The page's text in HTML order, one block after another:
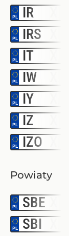
IR
IRS
IT
IW
IY
IZ
IZO
Powiaty
SBE
SBI